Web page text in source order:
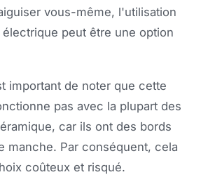
vous-même, l'utilisation
peut être une option
important de noter que cette
pas avec la plupart des
car ils ont des bords
manche. Par conséquent, cela
coûteux et risqué.